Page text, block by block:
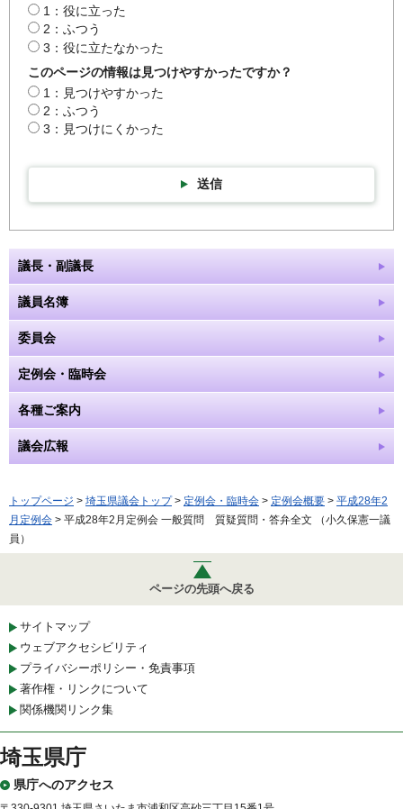
1：役に立った
2：ふつう
3：役に立たなかった
このページの情報は見つけやすかったですか？
1：見つけやすかった
2：ふつう
3：見つけにくかった
送信
議長・副議長
議員名簿
委員会
定例会・臨時会
各種ご案内
議会広報
トップページ > 埼玉県議会トップ> 定例会・臨時会 > 定例会概要 > 平成28年2
月定例会 > 平成28年2月定例会 一般質問 質疑質問・答弁全文 （小久保憲一議
員）
ページの先頭へ戻る
サイトマップ
ウェブアクセシビリティ
プライバシーポリシー・免責事項
著作権・リンクについて
関係機関リンク集
埼玉県庁
県庁へのアクセス